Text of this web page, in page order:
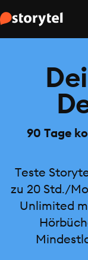
90 Tage
Teste
zu 20 Std./
Unlimited